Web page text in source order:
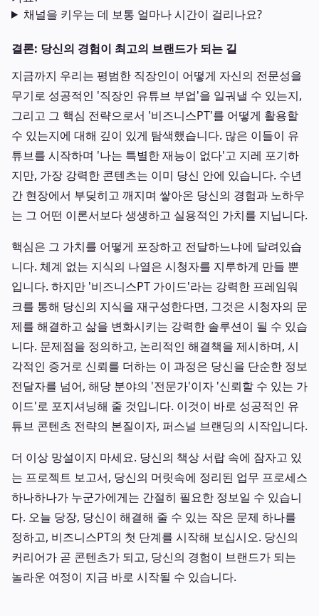
채널을 키우는 데 보통 얼마나 시간이 걸리나요?
결론: 당신의 경험이 최고의 브랜드가 되는 길
지금까지 우리는 평범한 직장인이 어떻게 자신의 전문성을
무기로 성공적인 '직장인 유튜브 부업'을 일궈낼 수 있는지,
그리고 그 핵심 전략으로서 '비즈니스PT'를 어떻게 활용할
수 있는지에 대해 깊이 있게 탐색했습니다. 많은 이들이 유
튜브를 시작하며 '나는 특별한 재능이 없다'고 지레 포기하
지만, 가장 강력한 콘텐츠는 이미 당신 안에 있습니다. 수년
간 현장에서 부딪히고 깨지며 쌓아온 당신의 경험과 노하우
는 그 어떤 이론서보다 생생하고 실용적인 가치를 지닙니다.
핵심은 그 가치를 어떻게 포장하고 전달하느냐에 달려있습
니다. 체계 없는 지식의 나열은 시청자를 지루하게 만들 뿐
입니다. 하지만 '비즈니스PT 가이드'라는 강력한 프레임워
크를 통해 당신의 지식을 재구성한다면, 그것은 시청자의 문
제를 해결하고 삶을 변화시키는 강력한 솔루션이 될 수 있습
니다. 문제점을 정의하고, 논리적인 해결책을 제시하며, 시
각적인 증거로 신뢰를 더하는 이 과정은 당신을 단순한 정보
전달자를 넘어, 해당 분야의 '전문가'이자 '신뢰할 수 있는 가
이드'로 포지셔닝해 줄 것입니다. 이것이 바로 성공적인 유
튜브 콘텐츠 전략의 본질이자, 퍼스널 브랜딩의 시작입니다.
더 이상 망설이지 마세요. 당신의 책상 서랍 속에 잠자고 있
는 프로젝트 보고서, 당신의 머릿속에 정리된 업무 프로세스
하나하나가 누군가에게는 간절히 필요한 정보일 수 있습니
다. 오늘 당장, 당신이 해결해 줄 수 있는 작은 문제 하나를
정하고, 비즈니스PT의 첫 단계를 시작해 보십시오. 당신의
커리어가 곧 콘텐츠가 되고, 당신의 경험이 브랜드가 되는
놀라운 여정이 지금 바로 시작될 수 있습니다.